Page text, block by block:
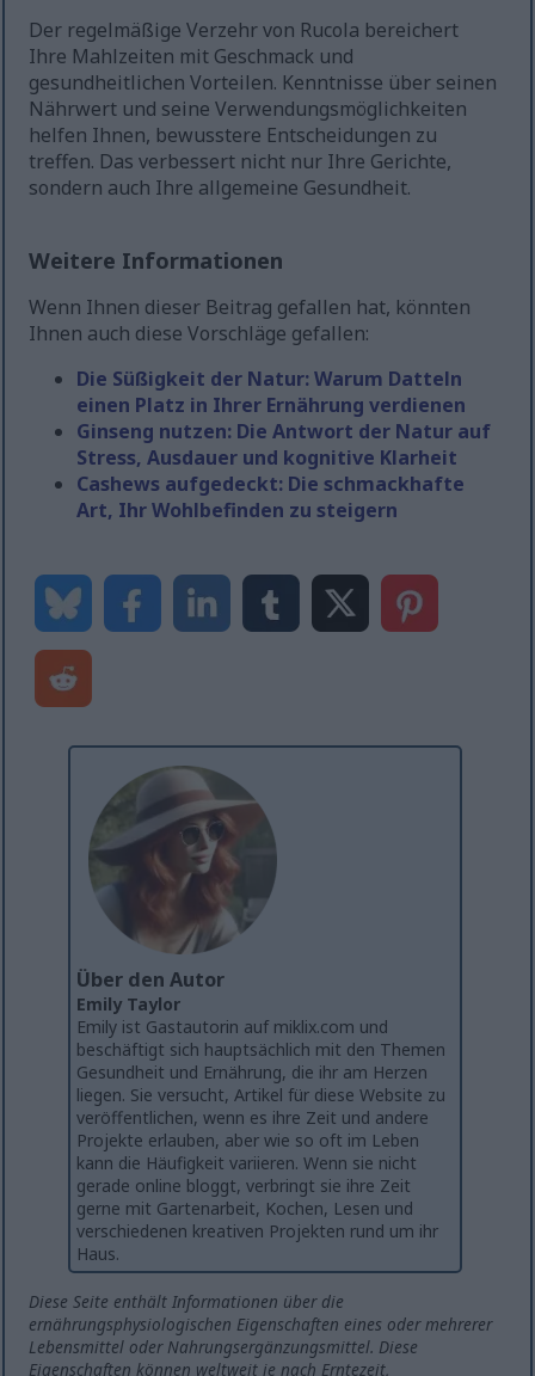
Der regelmäßige Verzehr von Rucola bereichert
Ihre Mahlzeiten mit Geschmack und
gesundheitlichen Vorteilen. Kenntnisse über seinen
Nährwert und seine Verwendungsmöglichkeiten
helfen Ihnen, bewusstere Entscheidungen zu
treffen. Das verbessert nicht nur Ihre Gerichte,
sondern auch Ihre allgemeine Gesundheit.
Weitere Informationen
Wenn Ihnen dieser Beitrag gefallen hat, könnten
Ihnen auch diese Vorschläge gefallen:
Die Süßigkeit der Natur: Warum Datteln
einen Platz in Ihrer Ernährung verdienen
Ginseng nutzen: Die Antwort der Natur auf
Stress, Ausdauer und kognitive Klarheit
Cashews aufgedeckt: Die schmackhafte
Art, Ihr Wohlbefinden zu steigern
Über den Autor
Emily Taylor
Emily ist Gastautorin auf miklix.com und
beschäftigt sich hauptsächlich mit den Themen
Gesundheit und Ernährung, die ihr am Herzen
liegen. Sie versucht, Artikel für diese Website zu
veröffentlichen, wenn es ihre Zeit und andere
Projekte erlauben, aber wie so oft im Leben
kann die Häufigkeit variieren. Wenn sie nicht
gerade online bloggt, verbringt sie ihre Zeit
gerne mit Gartenarbeit, Kochen, Lesen und
verschiedenen kreativen Projekten rund um ihr
Haus.
Diese Seite enthält Informationen über die
ernährungsphysiologischen Eigenschaften eines oder mehrerer
Lebensmittel oder Nahrungsergänzungsmittel. Diese
Eigenschaften können weltweit je nach Erntezeit,